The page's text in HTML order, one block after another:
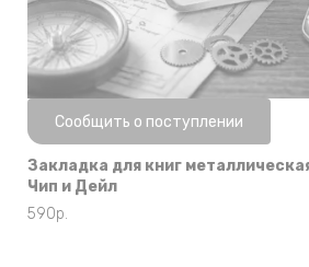
Нет в наличии
Сообщить о поступлении
Закладка для книг
Чип и Дейл
590р.